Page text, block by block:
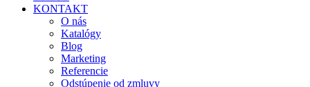
KONTAKT
O nás
Katalógy
Blog
Marketing
Referencie
Odstúpenie od zmluvy